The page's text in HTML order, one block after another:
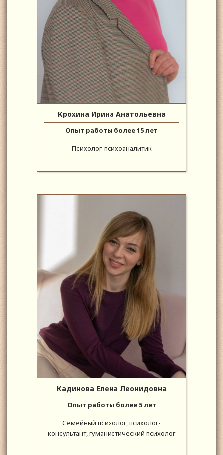
Крохина Ирина Анатольевна
Опыт работы более 15 лет
Психолог-психоаналитик
Кадинова Елена Леонидовна
Опыт работы более 5 лет
Семейный психолог, психолог-
консультант, гуманистический психолог